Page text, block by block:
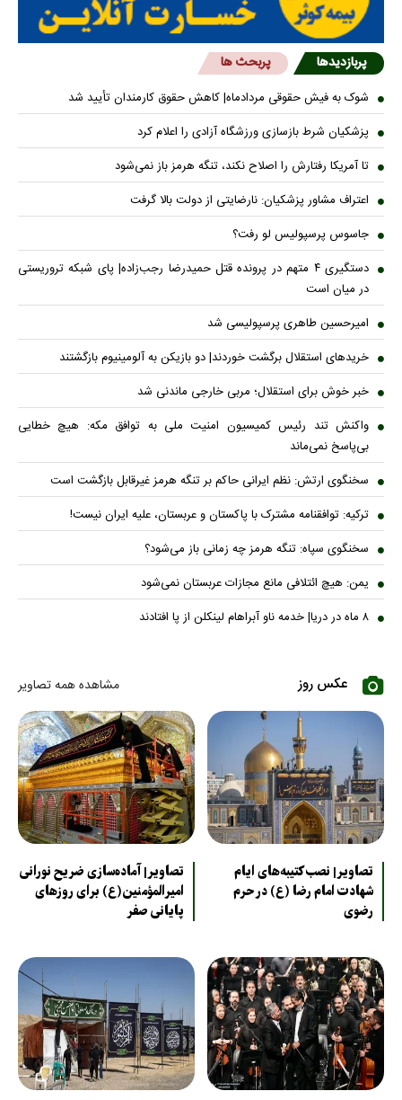
پربازدیدها پربحث ها
شوک به فیش حقوقی مردادماه| کاهش حقوق کارمندان تأیید شد
پزشکیان شرط بازسازی ورزشگاه آزادی را اعلام کرد
تا آمریکا رفتارش را اصلاح نکند، تنگه هرمز باز نمی‌شود
اعتراف مشاور پزشکیان: نارضایتی از دولت بالا گرفت
جاسوس پرسپولیس لو رفت؟
دستگیری ۴ متهم در پرونده قتل حمیدرضا رجب‌زاده| پای شبکه تروریستی
در میان است
امیرحسین طاهری پرسپولیسی شد
خریدهای استقلال برگشت خوردند| دو بازیکن به آلومینیوم بازگشتند
خبر خوش برای استقلال؛ مربی خارجی ماندنی شد
واکنش تند رئیس کمیسیون امنیت ملی به توافق مکه: هیچ خطایی
بی‌پاسخ نمی‌ماند
سخنگوی ارتش: نظم ایرانی حاکم بر تنگه هرمز غیرقابل بازگشت است
ترکیه: توافقنامه مشترک با پاکستان و عربستان، علیه ایران نیست!
سخنگوی سپاه: تنگه هرمز چه زمانی باز می‌شود؟
یمن: هیچ ائتلافی مانع مجازات عربستان نمی‌شود
۸ ماه در دریا| خدمه ناو آبراهام لینکلن از پا افتادند
عکس روز مشاهده همه تصاویر
تصاویر| نصب کتیبه‌های ایام
شهادت امام رضا (ع) در حرم
رضوی
تصاویر| آماده‌سازی ضریح نورانی
امیرالمؤمنین(ع) برای روزهای
پایانی صفر